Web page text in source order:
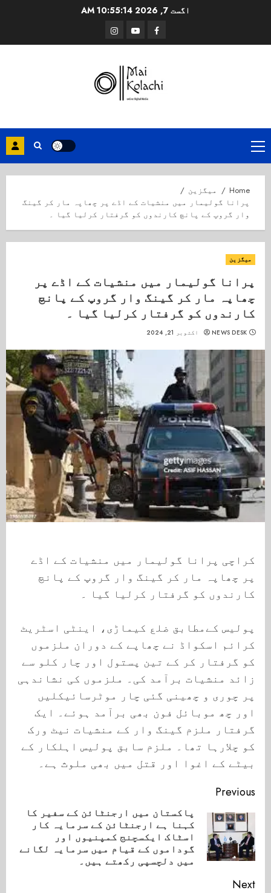
اگست 7, 2026 10:55:15 AM
Facebook
Youtube
Instagram
Primary
Menu
Home
میگزین
پرانا گولیمار میں منشیات کے اڈے پر چھاپہ مار کر گینگ
وار گروپ کے پانچ کارندوں کو گرفتار کرلیا گیا ۔
میگزین
پرانا گولیمار میں منشیات کے اڈے پر
چھاپہ مار کر گینگ وار گروپ کے پانچ
کارندوں کو گرفتار کرلیا گیا ۔
NEWS DESK اکتوبر 21, 2024
کراچی پرانا گولیمار میں منشیات کے اڈے
پر چھاپہ مار کر گینگ وار گروپ کے پانچ
کارندوں کو گرفتار کرلیا گیا ۔
پولیس کےمطابق ضلع کیماڑی، اینٹی اسٹریٹ
کرائم اسکواڈ نے چھاپے کے دوران ملزموں
کو گرفتار کر کے تین پستول اور چار کلو سے
زائد منشیات برآمد کی۔ ملزموں کی نشاندہی
پر چوری و چھینی گئی چار موٹرسائیکلیں
اور چھ موبائل فون بھی برآمد ہوئے۔ ایک
گرفتار ملزم گینگ وار کے منشیات نیٹ ورک
کو چلارہا تھا۔ ملزم سابق پولیس اہلکار کے
بیٹے کے اغوا اور قتل میں بھی ملوث ہے۔
Continue
Reading
Previous
پاکستان میں ارجنٹائن کے سفیر کا
کہنا ہے ارجنٹائن کے سرمایہ کار
اسٹاک ایکسچنج کمپنیوں اور
گوداموں کے قیام میں سرمایہ لگانے
میں دلچسپی رکھتے ہیں۔
Next